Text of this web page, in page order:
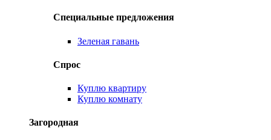
Специальные предложения
Зеленая гавань
Спрос
Куплю квартиру
Куплю комнату
Загородная